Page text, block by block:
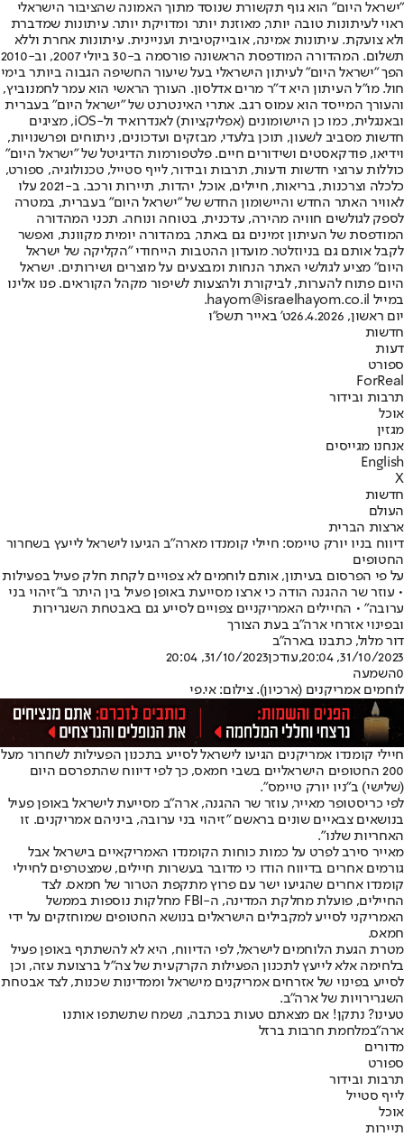
"ישראל היום" הוא גוף תקשורת שנוסד מתוך האמונה שהציבור הישראלי
ראוי לעיתונות טובה יותר, מאוזנת יותר ומדויקת יותר. עיתונות שמדברת
ולא צועקת. עיתונות אמינה, אובייקטיבית ועניינית. עיתונות אחרת וללא
תשלום. המהדורה המודפסת הראשונה פורסמה ב-30 ביולי 2007, וב-2010
הפך "ישראל היום" לעיתון הישראלי בעל שיעור החשיפה הגבוה ביותר בימי
חול. מו"ל העיתון היא ד"ר מרים אדלסון. העורך הראשי הוא עמר לחמנוביץ,
והעורך המייסד הוא עמוס רגב. אתרי האינטרנט של "ישראל היום" בעברית
ובאנגלית, כמו כן היישומונים (אפליקציות) לאנדרואיד ול-iOS, מציגים
חדשות מסביב לשעון, תוכן בלעדי, מבזקים ועדכונים, ניתוחים ופרשנויות,
וידיאו, פודקאסטים ושידורים חיים. פלטפורמות הדיגיטל של "ישראל היום"
כוללות ערוצי חדשות ודעות, תרבות ובידור, לייף סטייל, טכנולוגיה, ספורט,
כלכלה וצרכנות, בריאות, חיילים, אוכל, יהדות, תיירות ורכב. ב-2021 עלו
לאוויר האתר החדש והיישומון החדש של "ישראל היום" בעברית, במטרה
לספק לגולשים חוויה מהירה, עדכנית, בטוחה ונוחה. תכני המהדורה
המודפסת של העיתון זמינים גם באתר, במהדורה יומית מקוונת, ואפשר
לקבל אותם גם בניוזלטר. מועדון ההטבות הייחודי "הקליקה של ישראל
היום" מציע לגולשי האתר הנחות ומבצעים על מוצרים ושירותים. ישראל
היום פתוח להערות, לביקורת ולהצעות לשיפור מקהל הקוראים. פנו אלינו
במייל hayom@israelhayom.co.il.
יום ראשון, 26.4.2026
ט' באייר תשפ"ו
חדשות
דעות
ספורט
ForReal
תרבות ובידור
אוכל
מגזין
אנחנו מגייסים
English
X
חדשות
העולם
ארצות הברית
דיווח בניו יורק טיימס: חיילי קומנדו מארה"ב הגיעו לישראל לייעץ בשחרור
החטופים
על פי הפרסום בעיתון, אותם לוחמים לא צפויים לקחת חלק פעיל בפעילות
• עוזר שר ההגנה הודה כי ארצו מסייעת באופן פעיל בין היתר ב"זיהוי בני
ערובה" • החיילים האמריקניים צפויים לסייע גם באבטחת השגרירות
ובפינוי אזרחי ארה"ב בעת הצורך
דור מלול, כתבנו בארה"ב
31/10/2023, 20:04
,עודכן31/10/2023, 20:04
0השמעה
לוחמים אמריקנים (ארכיון). צילום: אי.פי
חיילי קומנדו אמריקנים הגיעו לישראל לסייע בתכנון הפעילות לשחרור מעל
200 החטופים הישראליים בשבי חמאס, כך לפי דיווח שהתפרסם היום
(שלישי) ב"ניו יורק טיימס".
לפי כריסטופר מאייר, עוזר שר ההגנה, ארה״ב מסייעת לישראל באופן פעיל
בנושאים צבאיים שונים בראשם "זיהוי בני ערובה, ביניהם אמריקנים. זו
האחריות שלנו".
מאייר סירב לפרט על כמות כוחות הקומנדו האמריקאיים בישראל אבל
גורמים אחרים בדיווח הודו כי מדובר בעשרות חיילים, שמצטרפים לחיילי
קומנדו אחרים שהגיעו ישר עם פרוץ מתקפת הטרור של חמאס. לצד
החיילים, פועלת מחלקת המדינה, ה-FBI מחלקות נוספות בממשל
האמריקני לסייע למקבילים הישראלים בנושא החטופים שמוחזקים על ידי
חמאס.
מטרת הגעת הלוחמים לישראל, לפי הדיווח, היא לא להשתתף באופן פעיל
בלחימה אלא לייעץ לתכנון הפעילות הקרקעית של צה״ל ברצועת עזה, וכן
לסייע בפינוי של אזרחים אמריקנים מישראל וממדינות שכנות, לצד אבטחת
השגרירויות של ארה״ב.
טעינו? נתקן! אם מצאתם טעות בכתבה, נשמח שתשתפו אותנו
ארה"במלחמת חרבות ברזל
מדורים
ספורט
תרבות ובידור
לייף סטייל
אוכל
תיירות